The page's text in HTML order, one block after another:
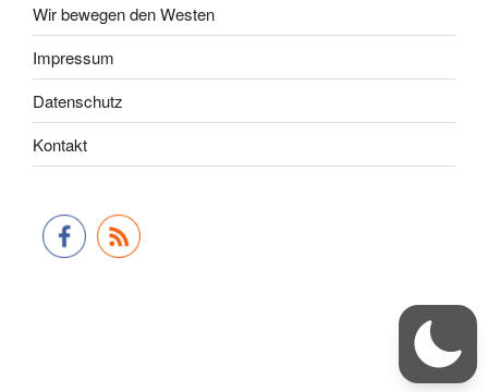
Wir bewegen den Westen
Impressum
Datenschutz
Kontakt